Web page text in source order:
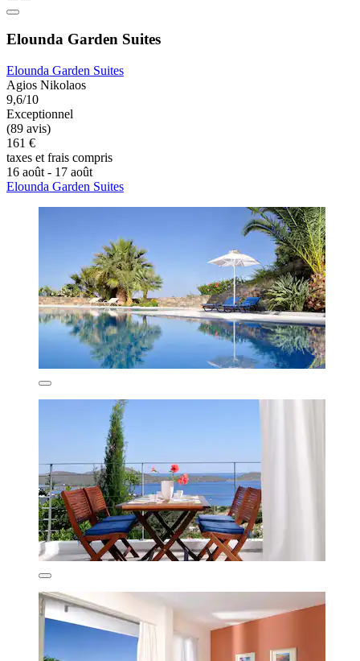
Elounda Garden Suites
Elounda Garden Suites
Agios Nikolaos
9,6/10
Exceptionnel
(89 avis)
161 €
taxes et frais compris
16 août - 17 août
Elounda Garden Suites